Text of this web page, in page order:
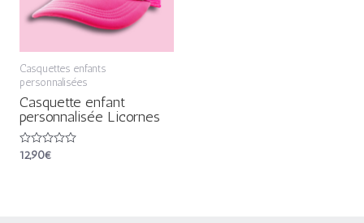
Casquettes enfants
personnalisées
Casquette enfant
personnalisée Licornes
Note
12,90€